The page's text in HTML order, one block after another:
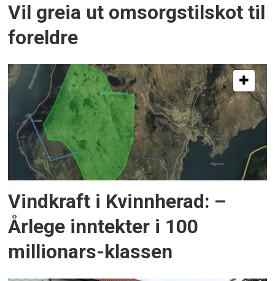
Vil greia ut omsorgstilskot til
foreldre
Vindkraft i Kvinnherad: –
Årlege inntekter i 100
millionars-klassen